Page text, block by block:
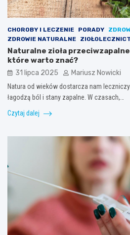
CHOROBY I LECZENIE PORADY
ZDROWIE NATURALNE
Naturalne zioła
które warto znać?
31 lipca 2025 Mariusz Nowicki
Natura od wieków dostarcza nam
łagodzą ból i stany zapalne. W czasach,…
Czytaj dalej